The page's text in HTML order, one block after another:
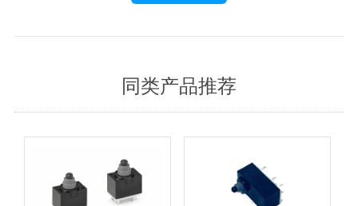
同类产品推荐